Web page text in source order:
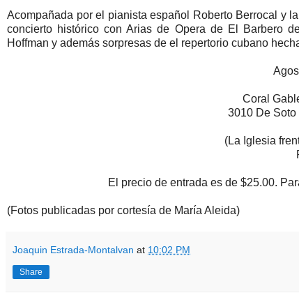
Acompañada por el pianista español Roberto Berrocal y
concierto histórico con Arias de Opera de El Barbero
Hoffman y además sorpresas de el repertorio cubano
Coral
3010 De
(La Iglesia
El precio de entrada es de $25.00.
(Fotos publicadas por cortesía de María Aleida)
Joaquin Estrada-Montalvan at 10:02 PM
Share